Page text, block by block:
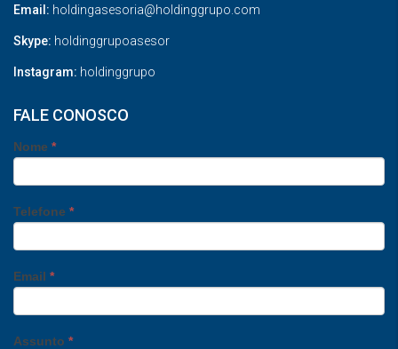
Email: holdingasesoria@holdinggrupo.com
Skype: holdinggrupoasesor
Instagram: holdinggrupo
FALE CONOSCO
Nome *
Telefone *
Email *
Assunto *